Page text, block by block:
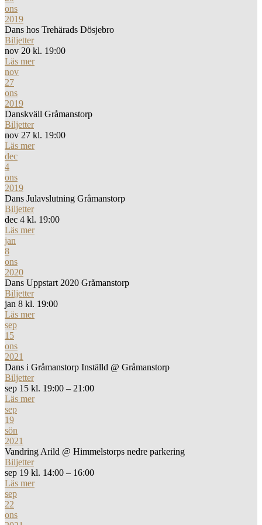
ons
2019
Dans hos Trehärads Dösjebro
Biljetter
nov 20 kl. 19:00
Läs mer
nov
27
ons
2019
Danskväll Gråmanstorp
Biljetter
nov 27 kl. 19:00
Läs mer
dec
4
ons
2019
Dans Julavslutning Gråmanstorp
Biljetter
dec 4 kl. 19:00
Läs mer
jan
8
ons
2020
Dans Uppstart 2020 Gråmanstorp
Biljetter
jan 8 kl. 19:00
Läs mer
sep
15
ons
2021
Dans i Gråmanstorp Inställd @ Gråmanstorp
Biljetter
sep 15 kl. 19:00 – 21:00
Läs mer
sep
19
sön
2021
Vandring Arild @ Himmelstorps nedre parkering
Biljetter
sep 19 kl. 14:00 – 16:00
Läs mer
sep
22
ons